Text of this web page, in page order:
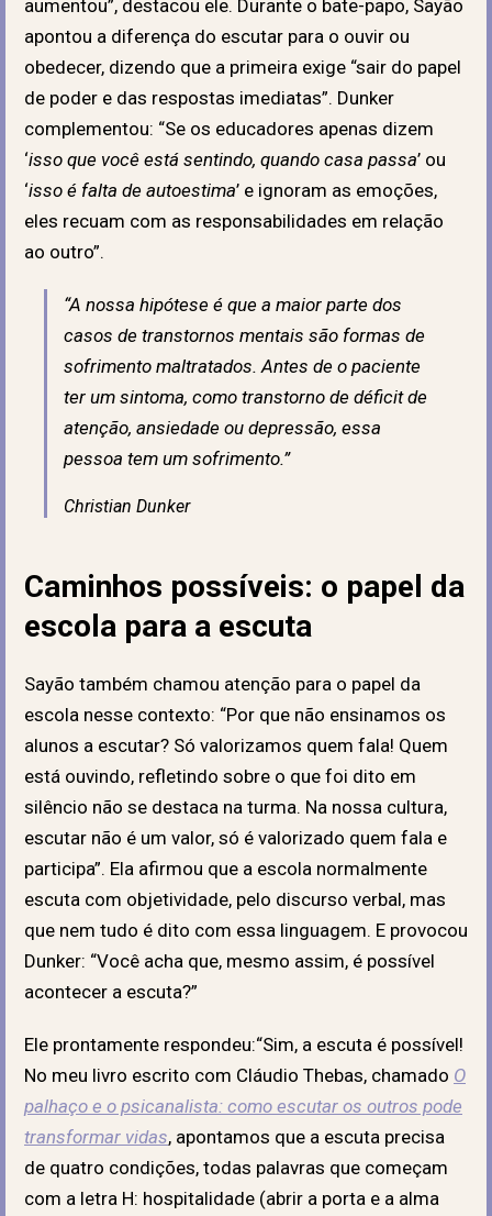
aumentou”, destacou ele. Durante o bate-papo, Sayão
apontou a diferença do escutar para o ouvir ou
obedecer, dizendo que a primeira exige “sair do papel
de poder e das respostas imediatas”. Dunker
complementou: “Se os educadores apenas dizem
‘isso que você está sentindo, quando casa passa’ ou
‘isso é falta de autoestima’ e ignoram as emoções,
eles recuam com as responsabilidades em relação
ao outro”.
“A nossa hipótese é que a maior parte dos
casos de transtornos mentais são formas de
sofrimento maltratados. Antes de o paciente
ter um sintoma, como transtorno de déficit de
atenção, ansiedade ou depressão, essa
pessoa tem um sofrimento.”
Christian Dunker
Caminhos possíveis: o papel da
escola para a escuta
Sayão também chamou atenção para o papel da
escola nesse contexto: “Por que não ensinamos os
alunos a escutar? Só valorizamos quem fala! Quem
está ouvindo, refletindo sobre o que foi dito em
silêncio não se destaca na turma. Na nossa cultura,
escutar não é um valor, só é valorizado quem fala e
participa”. Ela afirmou que a escola normalmente
escuta com objetividade, pelo discurso verbal, mas
que nem tudo é dito com essa linguagem. E provocou
Dunker: “Você acha que, mesmo assim, é possível
acontecer a escuta?”
Ele prontamente respondeu:“Sim, a escuta é possível!
No meu livro escrito com Cláudio Thebas, chamado O
palhaço e o psicanalista: como escutar os outros pode
transformar vidas, apontamos que a escuta precisa
de quatro condições, todas palavras que começam
com a letra H: hospitalidade (abrir a porta e a alma